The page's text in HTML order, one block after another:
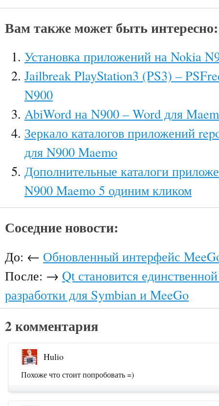
Вам также может быть интересно:
Установка приложений на Nokia
Jailbreak PlayStation3 (PS3) –
N900
AbiWord на N900 – Word для
Зеркало каталогов приложений
для N900 Maemo
Дополнительные каталоги
N900 Maemo 5 одиним кликом
Соседние новости:
До: ← Обновленный интерфейс
После: → Qt становится
разработки для Symbian и MeeGo
2 комментария
Hulio
Похоже что стоит попробовать =)